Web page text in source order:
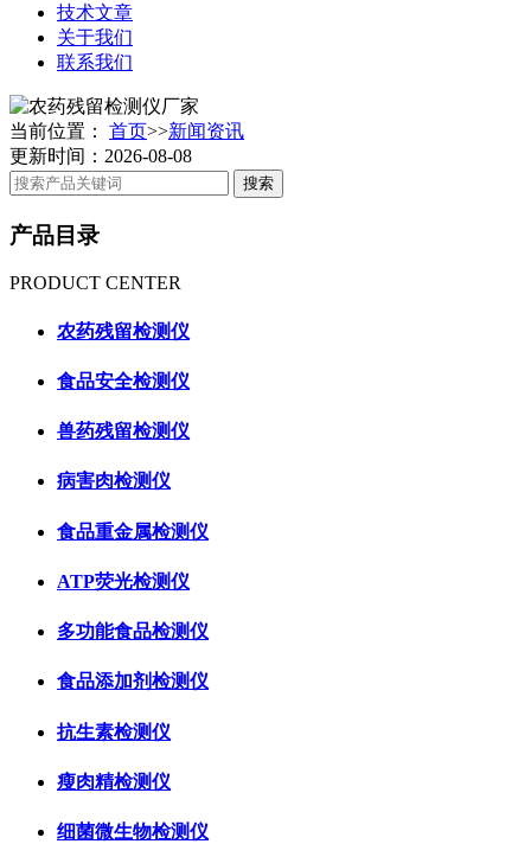
技术文章
关于我们
联系我们
当前位置： 首页>>新闻资讯
更新时间：2026-08-08
产品目录
PRODUCT CENTER
农药残留检测仪
食品安全检测仪
兽药残留检测仪
病害肉检测仪
食品重金属检测仪
ATP荧光检测仪
多功能食品检测仪
食品添加剂检测仪
抗生素检测仪
瘦肉精检测仪
细菌微生物检测仪